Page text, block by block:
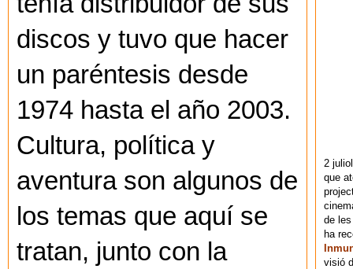
discos y tuvo que hacer
un paréntesis desde
1974 hasta el año 2003.
Cultura, política y
aventura son algunos de
los temas que aquí se
tratan, junto con la
2
que
de
ha
visió